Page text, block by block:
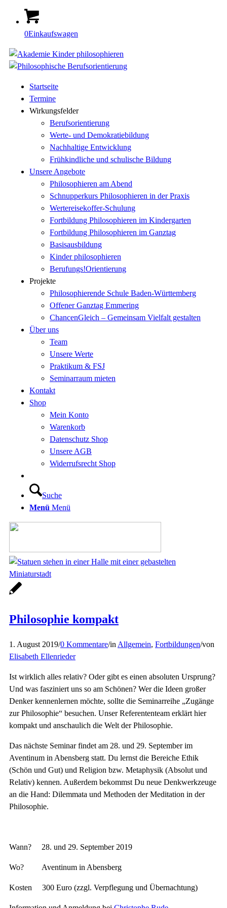
0Einkaufswagen
Startseite
Termine
Wirkungsfelder
Berufsorientierung
Werte- und Demokratiebildung
Nachhaltige Entwicklung
Frühkindliche und schulische Bildung
Unsere Angebote
Philosophieren am Abend
Schnupperkurs Philosophieren in der Praxis
Wertereisekoffer-Schulung
Fortbildung Philosophieren im Kindergarten
Fortbildung Philosophieren im Ganztag
Basisausbildung
Kinder philosophieren
Berufungs!Orientierung
Projekte
Philosophierende Schule Baden-Württemberg
Offener Ganztag Emmering
ChancenGleich – Gemeinsam Vielfalt gestalten
Über uns
Team
Unsere Werte
Praktikum & FSJ
Seminarraum mieten
Kontakt
Shop
Mein Konto
Warenkorb
Datenschutz Shop
Unsere AGB
Widerrufsrecht Shop
Suche
Menü Menü
Philosophie kompakt
1. August 2019/0 Kommentare/in Allgemein, Fortbildungen/von
Elisabeth Ellenrieder
Ist wirklich alles relativ? Oder gibt es einen absoluten Ursprung?
Und was fasziniert uns so am Schönen? Wer die Ideen großer
Denker kennenlernen möchte, sollte die Seminarreihe „Zugänge
zur Philosophie“ besuchen. Unser Referententeam erklärt hier
kompakt und anschaulich die Welt der Philosophie.
Das nächste Seminar findet am 28. und 29. September im
Aventinum in Abensberg statt. Du lernst die Bereiche Ethik
(Schön und Gut) und Religion bzw. Metaphysik (Absolut und
Relativ) kennen. Außerdem bekommst Du neue Denkwerkzeuge
an die Hand: Dilemmata und Methoden der Meditation in der
Philosophie.
Wann? 28. und 29. September 2019
Wo? Aventinum in Abensberg
Kosten 300 Euro (zzgl. Verpflegung und Übernachtung)